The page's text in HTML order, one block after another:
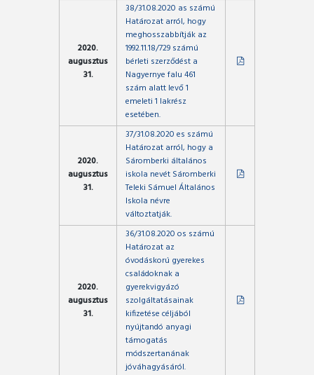
2020.
augusztus
31.
38/31.08.2020 as számú
Határozat arról, hogy
meghosszabbítják az
1992.11.18/729 számú
bérleti szerződést a
Nagyernye falu 461
szám alatt levő 1
emeleti 1 lakrész
esetében.
2020.
augusztus
31.
37/31.08.2020 es számú
Határozat arról, hogy a
Sáromberki általános
iskola nevét Sáromberki
Teleki Sámuel Általános
Iskola névre
változtatják.
2020.
augusztus
31.
36/31.08.2020 os számú
Határozat az
óvodáskorú gyerekes
családoknak a
gyerekvigyázó
szolgáltatásainak
kifizetése céljából
nyújtandó anyagi
támogatás
módszertanának
jóváhagyásáról.